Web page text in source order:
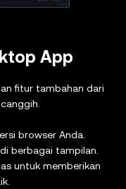
App
fitur tambahan dari
browser Anda.
berbagai tampilan.
untuk memberikan